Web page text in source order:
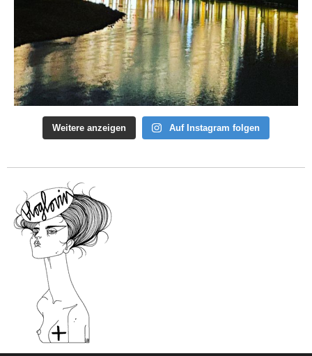
Weitere anzeigen Auf Instagram folgen